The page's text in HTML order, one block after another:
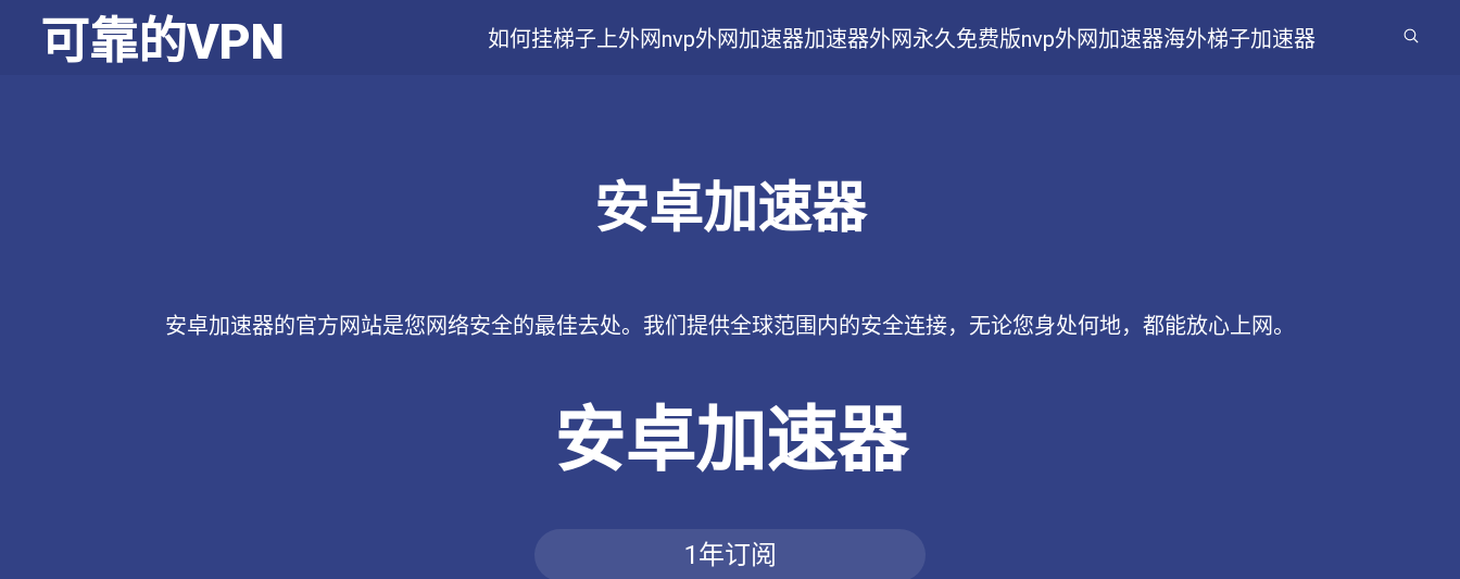
可靠的VPN 如何挂梯子上外网nvp外网加速器加速器外网永久免费版nvp外网加速器海外梯子加速器
安卓加速器
安卓加速器的官方网站是您网络安全的最佳去处。我们提供全球范围内的安全连接，无论您身处何地，都能放心上网。
安卓加速器
1年订阅